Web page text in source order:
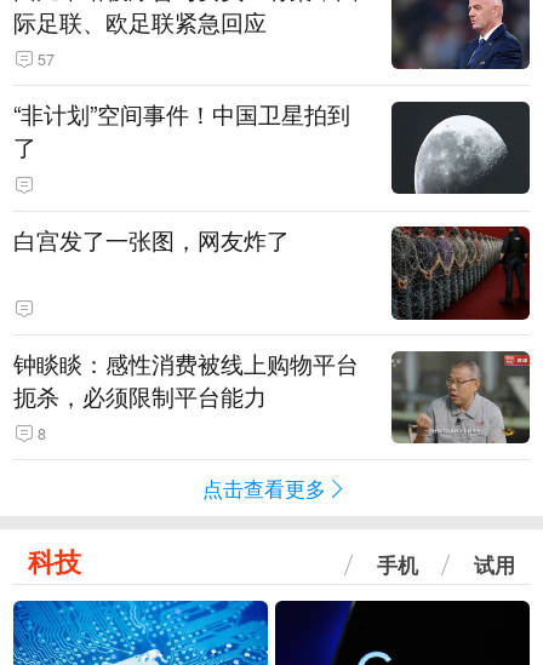
际足联、欧足联紧急回应
57
“非计划”空间事件！中国卫星拍到
了
白宫发了一张图，网友炸了
钟睒睒：感性消费被线上购物平台
扼杀，必须限制平台能力
8
点击查看更多
科技 手机 试用